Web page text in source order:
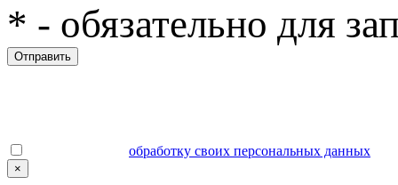
* - обязательно для
Отправить
обработку своих персональных данных
×